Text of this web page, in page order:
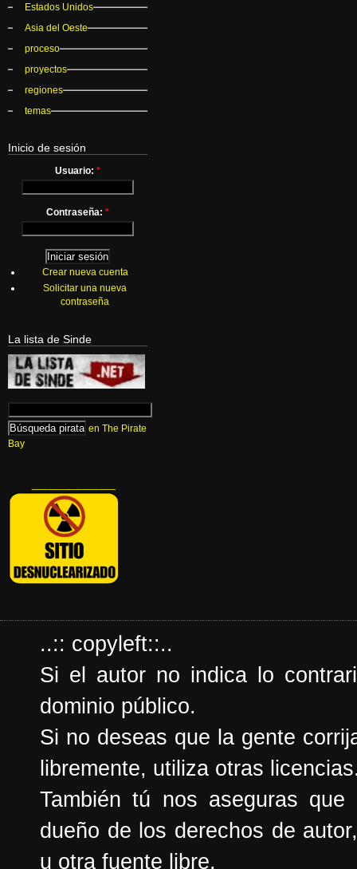
Estados Unidos
Asia del Oeste
proceso
proyectos
regiones
temas
Inicio de sesión
Usuario: *
Contraseña: *
Crear nueva cuenta
Solicitar una nueva
contraseña
La lista de Sinde
en The Pirate
Bay
..:: copyleft::..
Si el autor no indica lo
dominio público.
Si no deseas que la gente
libremente, utiliza otras
También tú nos aseguras
dueño de los derechos de
u otra fuente libre.